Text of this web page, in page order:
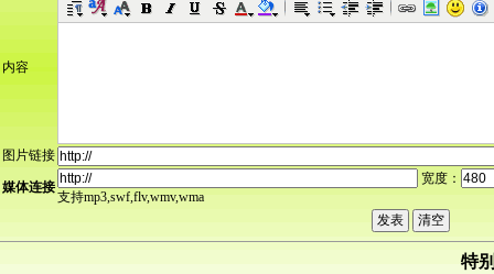
内容
图片链接
媒体连接
宽度：
支持mp3,swf,flv,wmv,wma
特